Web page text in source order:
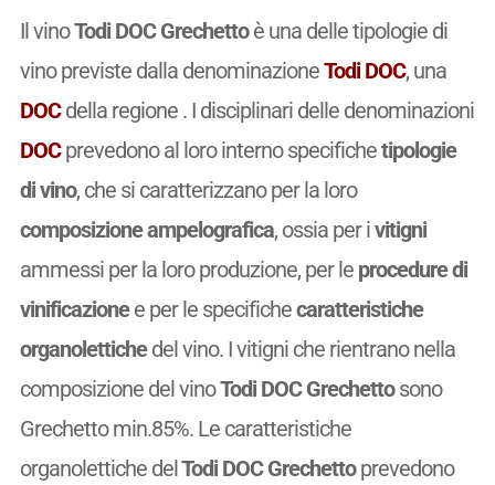
Il vinoTodi DOC Grechettoè una delle tipologie di
vino previste dalla denominazioneTodi DOC, una
DOCdella regione . I disciplinari delle denominazioni
DOCprevedono al loro interno specifichetipologie
di vino, che si caratterizzano per la loro
composizione ampelografica, ossia per ivitigni
ammessi per la loro produzione, per le procedure di
vinificazionee per le specifichecaratteristiche
organolettichedel vino. I vitigni che rientrano nella
composizione del vinoTodi DOC Grechettosono
Grechetto min.85%. Le caratteristiche
organolettiche delTodi DOC Grechettoprevedono